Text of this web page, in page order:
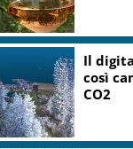
Il
così
CO2